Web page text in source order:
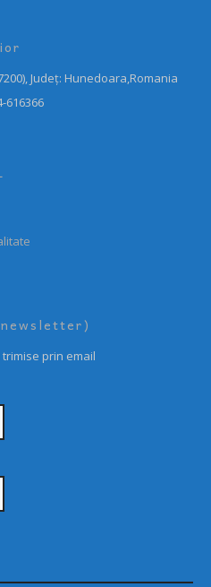
Județ: Hunedoara,Romania
616366
prin email